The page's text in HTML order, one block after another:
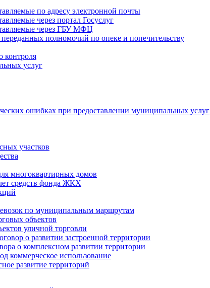
по адресу электронной почты
через портал Госуслуг
через ГБУ МФЦ
полномочий по опеке и попечительству
контроля
услуг
ошибках при предоставлении муниципальных услуг
участков
многоквартирных домов
средств фонда ЖКХ
по муниципальным маршрутам
объектов
уличной торговли
о развитии застроенной территории
о комплексном развитии территории
коммерческое использование
развитие территорий